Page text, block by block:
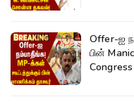
Offer-ஐ
பின்
Congress